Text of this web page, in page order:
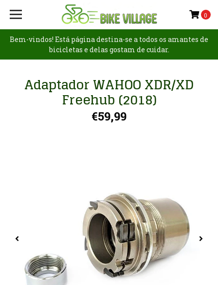
Bem-vindos! Está página destina-se a todos os amantes de
bicicletas e delas gostam de cuidar.
0
Adaptador WAHOO XDR/XD
Freehub (2018)
€59,99